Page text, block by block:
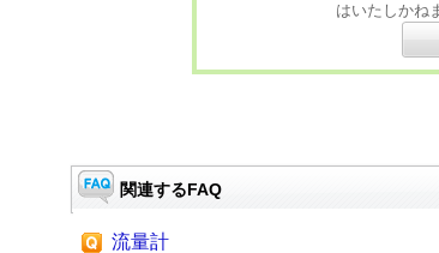
はいたしかね
関連するFAQ
流量計